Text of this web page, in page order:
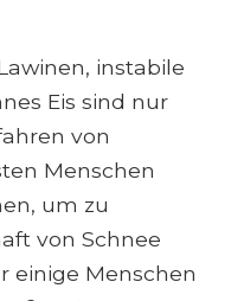
instabile
Eis sind nur
von
Menschen
um zu
von Schnee
einige Menschen